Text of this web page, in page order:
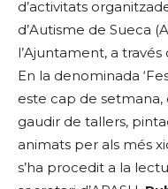
d’activitats
d’Autisme de Sueca
l’Ajuntament, a través
En la denominada
este cap de setmana,
gaudir de tallers,
animats per als més
s’ha procedit a la